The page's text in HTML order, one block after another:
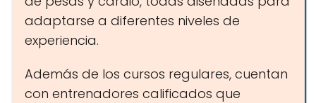
adaptarse a diferentes niveles de
experiencia.
Además de los cursos regulares, cuentan
con entrenadores calificados que